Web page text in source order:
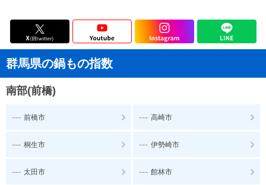
群馬県の鍋もの指数
南部(前橋)
--- 前橋市 --- 高崎市
--- 桐生市 --- 伊勢崎市
--- 太田市 --- 館林市